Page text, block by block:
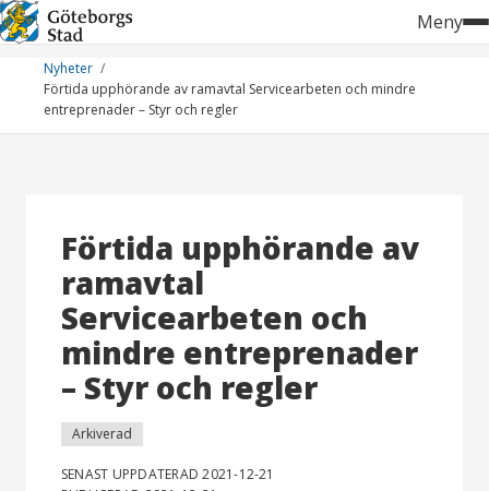
Hoppa
till
innehåll
Meny
Nyheter
Förtida upphörande av ramavtal Servicearbeten och mindre
entreprenader – Styr och regler
Förtida upphörande av
ramavtal
Servicearbeten och
mindre entreprenader
– Styr och regler
Arkiverad
SENAST UPPDATERAD 2021-12-21